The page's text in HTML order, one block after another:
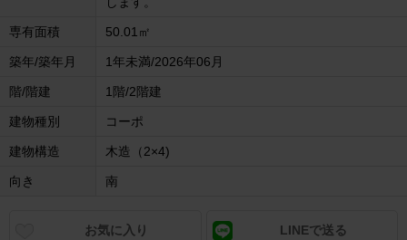
専有面積 50.01㎡
築年/築年月 1年未満/2026年06月
階/階建 1階/2階建
建物種別 コーポ
建物構造 木造（2×4)
向き 南
お気に入り LINEで送る